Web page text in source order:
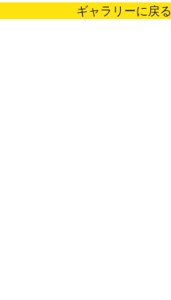
ギャラリーに戻る